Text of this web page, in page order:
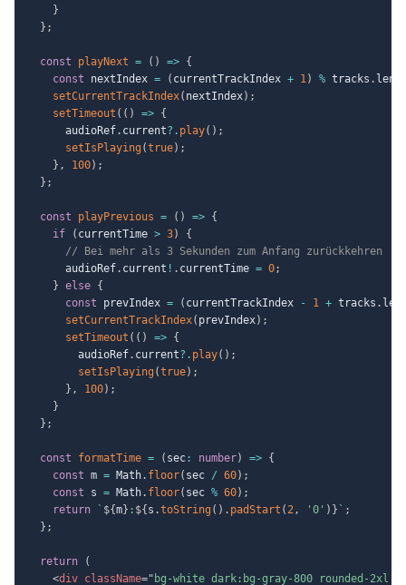
}
} ;
const playNext = ( ) => {
const nextIndex = ( currentTrackIndex + 1) % tracks .
setCurrentTrackIndex( nextIndex) ;
setTimeout ( ( ) => {
      audioRef
. current?. play( ) ;
setIsPlaying (true) ;
} , 100) ;
} ;
const playPrevious = ( ) => {
if
( currentTime > 3)
{
// Bei mehr als 3 Sekunden zum Anfang zurückkehren
      audioRef
. current ! . currentTime = 0;
} else {
const prevIndex = ( currentTrackIndex - 1 + tracks .
setCurrentTrackIndex( prevIndex) ;
setTimeout ( ( ) => {
        audioRef
. current?. play( ) ;
setIsPlaying (true) ;
} , 100) ;
}
} ;
const formatTime = ( sec : number) => {
const m = Math. floor( sec / 60) ;
const s = Math. floor( sec % 60) ;
return
` ${m} : ${ s .toString ( ) . padStart ( 2, '0' ) } ` ;
} ;
return
(
<div className=" bg-white dark:bg-gray-800 rounded-2xl